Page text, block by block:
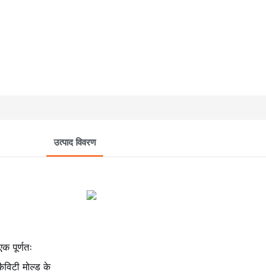
उत्पाद विवरण
पूर्णतः
मोल्ड के